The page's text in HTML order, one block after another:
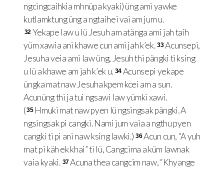
ngcingcaihkia mhnüpa kyaki) üng ami yawke
kutlamktung üng a ngtaihei vai am jum u.
32 Yekape law u lü Jesuh am atänga ami jah taih
yüm xawia ani khawe cun ami jah k’ek. 33Acunsepi,
Jesuha veia ami law üng, Jesuh thi pängki ti ksing
u lü a khawe am jah k’ek u. 34 Acunsepi yekape
üngka mat naw Jesuha kpem kcei am a sun.
Acunüng thi ja tui ngsawi law yümki xawi.
(35 Hmuki mat naw pyen lü ngsingsak pängki. A
ngsingsak pi cangki. Nami jum vaia a ngthu pyen
cangki ti pi ani naw ksing lawki.) 36Acun cun, “A yuh
mat pi käh ek khai” ti lü, Cangcima a küm lawnak
vaia kyaki. 37Acuna thea cangcim naw, “Khyange